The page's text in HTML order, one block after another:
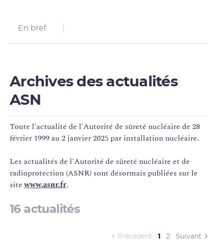
En bref
Archives des actualités
ASN
Toute l'actualité de l'Autorité de sûreté nucléaire de 28
février 1999 au 2 janvier 2025 par installation nucléaire.
Les actualités de l'Autorité de sûreté nucléaire et de
radioprotection (ASNR) sont désormais publiées sur le
sitewww.asnr.fr.
16 actualités
Précédent 1 (current)
2 Suivant